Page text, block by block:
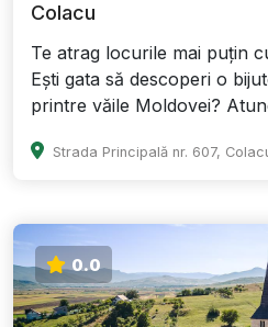
Colacu
Te atrag locurile mai puțin
Ești gata să descoperi o
printre văile Moldovei?
0.0